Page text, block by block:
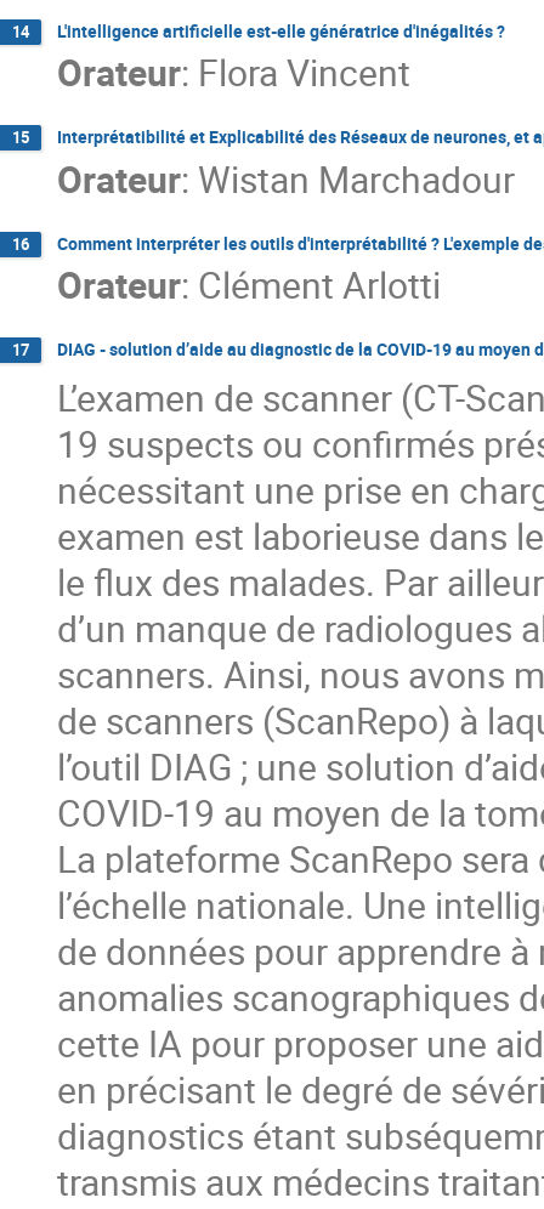
14 L'intelligence artificielle est-elle génératrice d'inégalités ?
Orateur: Flora Vincent
15 Interprétatibilité et Explicabilité des Réseaux de neurones, et
Orateur: Wistan Marchadour
16 Comment interpréter les outils d'interprétabilité ? L'exemple
Orateur: Clément Arlotti
17 DIAG - solution d’aide au diagnostic de la COVID-19 au
L’examen de scanner (CT-
19 suspects ou confirmés
nécessitant une prise en
examen est laborieuse dans
le flux des malades. Par
d’un manque de radiologues
scanners. Ainsi, nous avons
de scanners (ScanRepo) à
l’outil DIAG ; une solution
COVID-19 au moyen de la
La plateforme ScanRepo
l’échelle nationale. Une
de données pour apprendre
anomalies scanographiques
cette IA pour proposer une
en précisant le degré de
diagnostics étant
transmis aux médecins